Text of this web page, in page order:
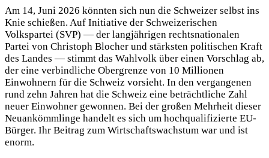
Am 14, Juni 2026 könnten sich nun die Schweizer selbst ins
Knie schießen. Auf Initiative der Schweizerischen
Volkspartei (SVP) — der langjährigen rechtsnationalen
Partei von Christoph Blocher und stärksten politischen Kraft
des Landes — stimmt das Wahlvolk über einen Vorschlag ab,
der eine verbindliche Obergrenze von 10 Millionen
Einwohnern für die Schweiz vorsieht. In den vergangenen
rund zehn Jahren hat die Schweiz eine beträchtliche Zahl
neuer Einwohner gewonnen. Bei der großen Mehrheit dieser
Neuankömmlinge handelt es sich um hochqualifizierte EU-
Bürger. Ihr Beitrag zum Wirtschaftswachstum war und ist
enorm.